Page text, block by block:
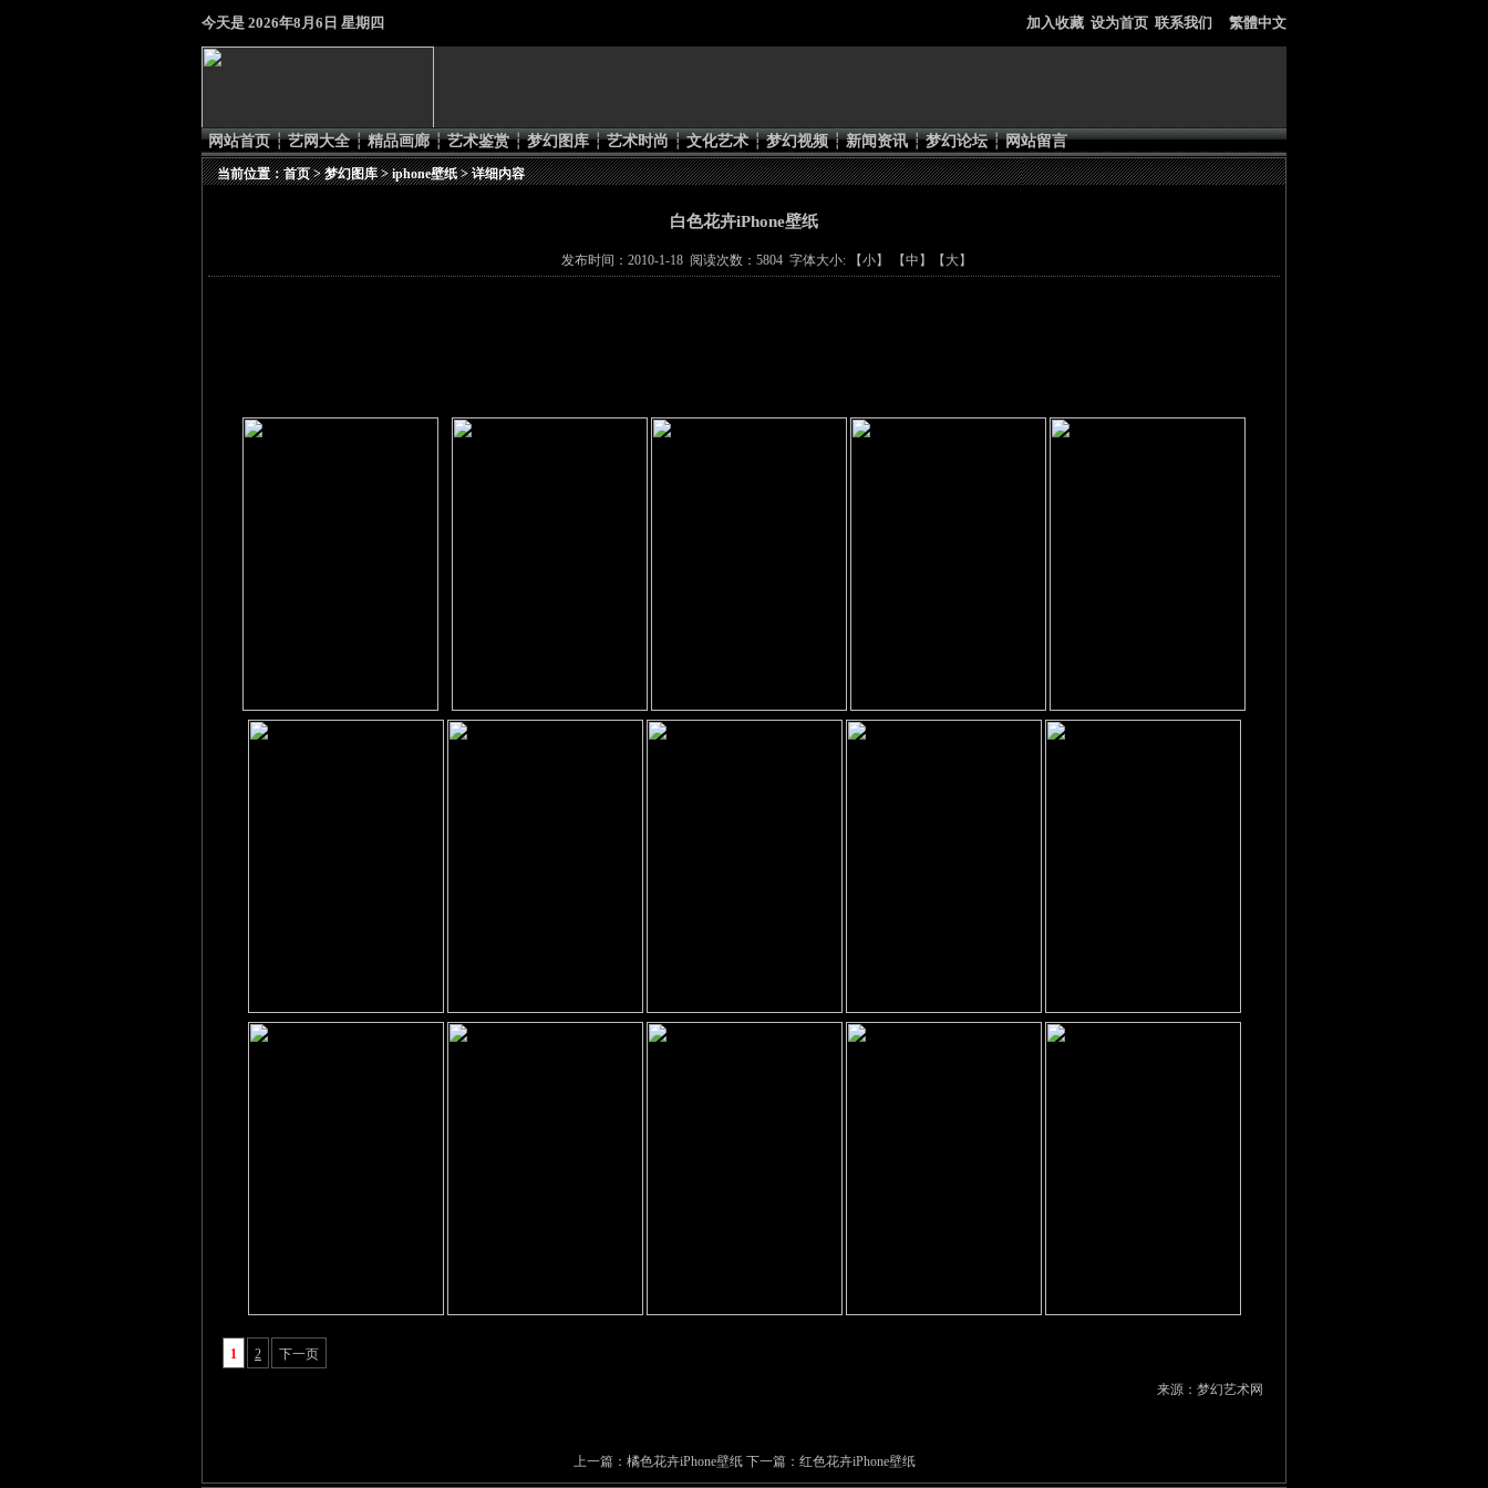
今天是 2026年8月6日 星期四 加入收藏 设为首页 联系我们 繁體中文
网站首页 ┆ 艺网大全 ┆ 精品画廊 ┆ 艺术鉴赏 ┆ 梦幻图库 ┆ 艺术时尚 ┆ 文化艺术 ┆ 梦幻视频 ┆ 新闻资讯 ┆ 梦幻论坛 ┆ 网站留言
当前位置：首页>梦幻图库>iphone壁纸> 详细内容
白色花卉iPhone壁纸
发布时间：2010-1-18 阅读次数：5804 字体大小: 【小】 【中 】【 大】
1 2 下一页
来源：梦幻艺术网
上一篇： 橘色花卉iPhone壁纸下一篇： 红色花卉iPhone壁纸